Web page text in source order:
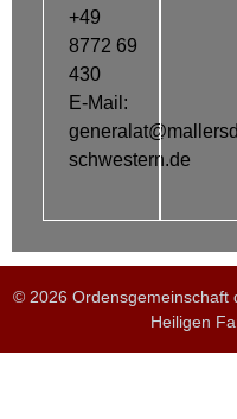
+49
8772 69
430
E-Mail:
schwestern.de
© 2026 Ordensgemeinschaft
Heiligen